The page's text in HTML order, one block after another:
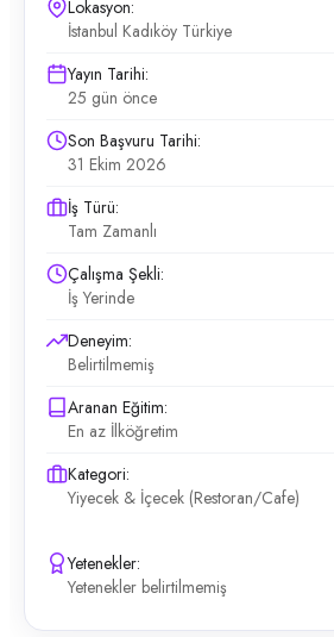
Lokasyon:
İstanbul Kadıköy Türkiye
Yayın Tarihi:
25 gün önce
Son Başvuru Tarihi:
31 Ekim 2026
İş Türü:
Tam Zamanlı
Çalışma Şekli:
İş Yerinde
Deneyim:
Belirtilmemiş
Aranan Eğitim:
En az İlköğretim
Kategori:
Yiyecek & İçecek (Restoran/Cafe)
Yetenekler:
Yetenekler belirtilmemiş